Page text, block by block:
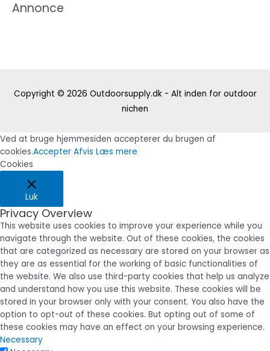
Annonce
Copyright © 2026 Outdoorsupply.dk - Alt inden for outdoor
nichen
Ved at bruge hjemmesiden accepterer du brugen af
cookies.Accepter Afvis Læs mere
Cookies
Luk
Privacy Overview
This website uses cookies to improve your experience while you
navigate through the website. Out of these cookies, the cookies
that are categorized as necessary are stored on your browser as
they are as essential for the working of basic functionalities of
the website. We also use third-party cookies that help us analyze
and understand how you use this website. These cookies will be
stored in your browser only with your consent. You also have the
option to opt-out of these cookies. But opting out of some of
these cookies may have an effect on your browsing experience.
Necessary